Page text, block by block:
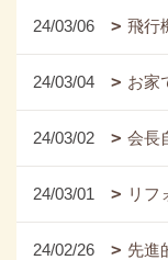
24/03/06 飛行
24/03/04 お家
24/03/02 会長
24/03/01 リフ
24/02/26 先進